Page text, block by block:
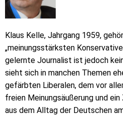
Klaus Kelle, Jahrgang 1959,
„meinungsstärksten
gelernte Journalist ist jedoch
sieht sich in manchen Themen
gefärbten Liberalen, dem vor
freien Meinungsäußerung und
aus dem Alltag der Deutschen